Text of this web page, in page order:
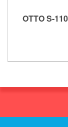
OTTO S-